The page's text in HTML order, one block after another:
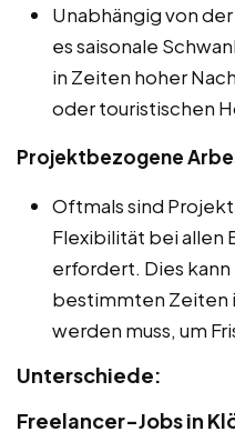
Unabhängig von
es saisonale
in Zeiten hoher
oder touristischen
Projektbezogene
Oftmals sind
Flexibilität bei allen
erfordert. Dies
bestimmten Zeiten
werden muss, um
Unterschiede:
Freelancer-Jobs in